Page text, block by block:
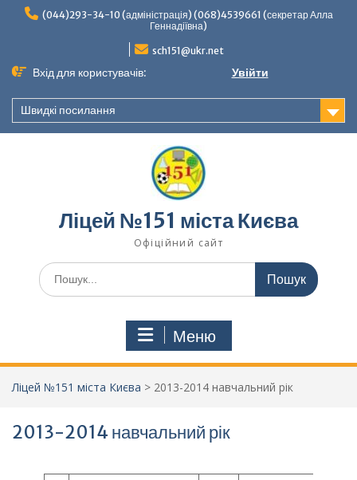
Перейти(044)293-34-10 (адміністрація) (068)4539661 (секретар Алла
Геннадіївна)
sch151@ukr.net
Вхід для користувачів: Увійти
Швидкі посилання
Ліцей №151 міста Києва
Офіційний сайт
Шукати:
Меню
Ліцей №151 міста Києва > 2013-2014 навчальний рік
2013-2014 навчальний рік